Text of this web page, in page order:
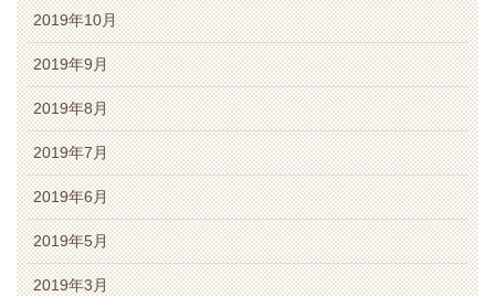
2019年10月
2019年9月
2019年8月
2019年7月
2019年6月
2019年5月
2019年3月